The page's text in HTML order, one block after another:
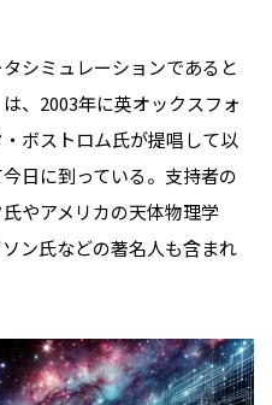
シミュレーションであると
、2003年に英オックスフォ
ボストロム氏が提唱して以
日に到っている。支持者の
やアメリカの天体物理学
ン氏などの著名人も含まれ